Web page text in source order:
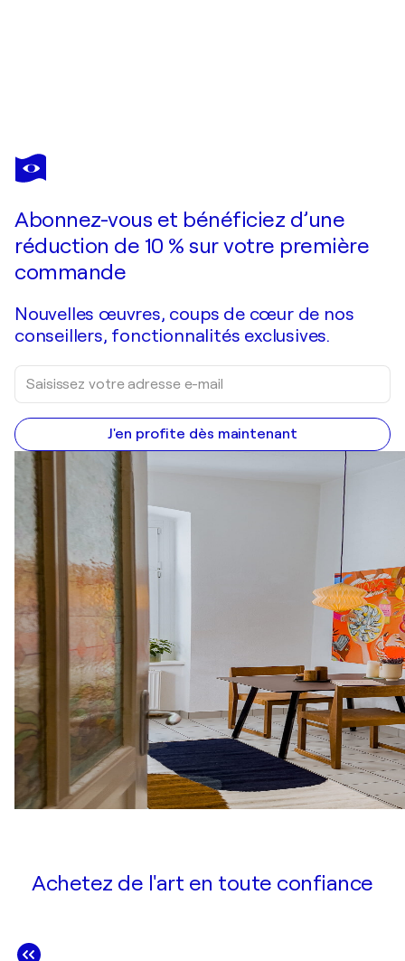
ALEJANDRA REPETTO ESCARDÓ
Orion
Abonnez-vous et bénéficiez d’une
réduction de 10 % sur votre première
commande
Nouvelles œuvres, coups de cœur de nos
conseillers, fonctionnalités exclusives.
J'en profite dès maintenant
Achetez de l'art en toute confiance